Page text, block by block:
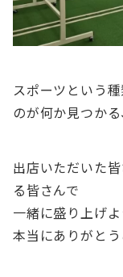
スポーツという
のが何か見つか
出店いただいた
る皆さんで
一緒に盛り上げ
本当にありがとう